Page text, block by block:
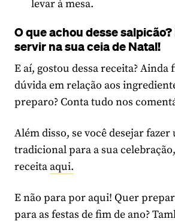
levar à mesa.
O que achou desse
servir na sua ceia de Natal!
E aí, gostou dessa receita? Ainda
dúvida em relação aos
preparo? Conta tudo nos
Além disso, se você desejar fazer
tradicional para a sua
receitaaqui.
E não para por aqui! Quer
para as festas de fim de ano?